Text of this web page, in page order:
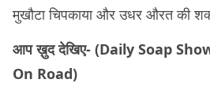
मुखौटा चिपकाया और उधर औरत की
आप ख़ुद देखिए- (Daily Soap
On Road)